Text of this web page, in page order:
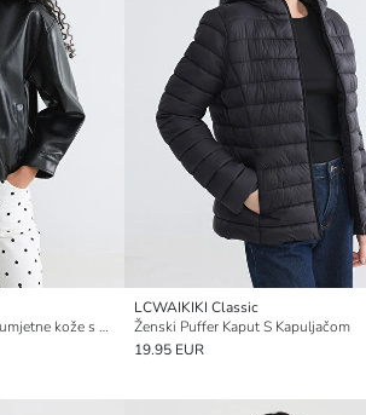
Ženska oversize jakna od umjetne kože s visokom kragnom
LCWAIKIKI Classic
Ženski Puffer Kaput S Kapuljačom
19.95 EUR